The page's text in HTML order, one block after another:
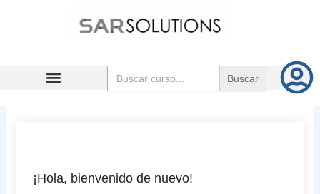
Buscar:
¡Hola, bienvenido de nuevo!